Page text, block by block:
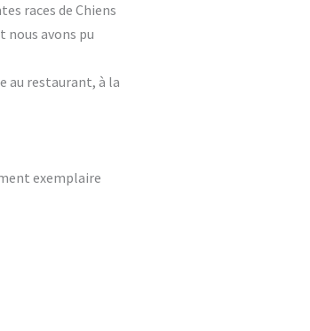
races de Chiens
nous avons pu
au restaurant, à la
exemplaire